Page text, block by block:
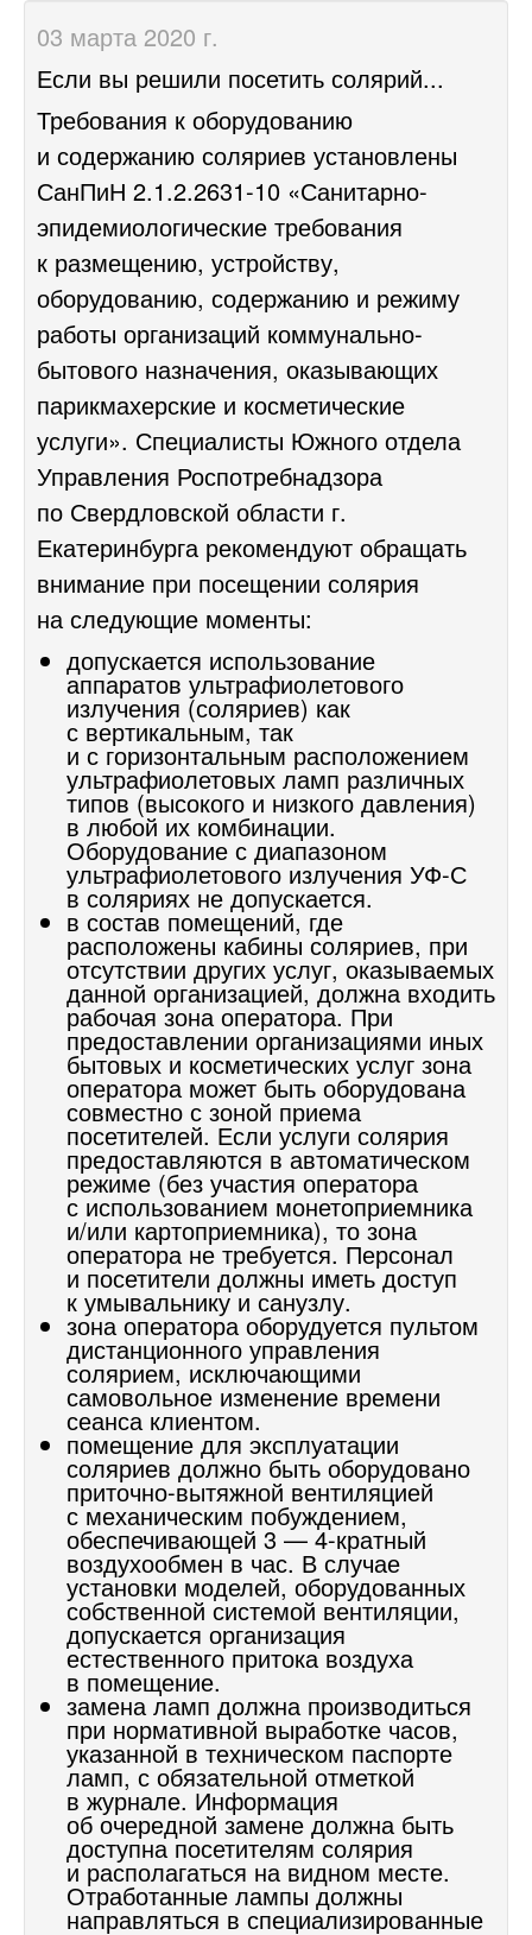
03 марта 2020 г.
Если вы решили посетить солярий...
Требования к оборудованию
и содержанию соляриев установлены
СанПиН 2.1.2.2631-10 «Санитарно-
эпидемиологические требования
к размещению, устройству,
оборудованию, содержанию и режиму
работы организаций коммунально-
бытового назначения, оказывающих
парикмахерские и косметические
услуги». Специалисты Южного отдела
Управления Роспотребнадзора
по Свердловской области г.
Екатеринбурга рекомендуют обращать
внимание при посещении солярия
на следующие моменты:
допускается использование
аппаратов ультрафиолетового
излучения (соляриев) как
с вертикальным, так
и с горизонтальным расположением
ультрафиолетовых ламп различных
типов (высокого и низкого давления)
в любой их комбинации.
Оборудование с диапазоном
ультрафиолетового излучения УФ-С
в соляриях не допускается.
в состав помещений, где
расположены кабины соляриев, при
отсутствии других услуг, оказываемых
данной организацией, должна входить
рабочая зона оператора. При
предоставлении организациями иных
бытовых и косметических услуг зона
оператора может быть оборудована
совместно с зоной приема
посетителей. Если услуги солярия
предоставляются в автоматическом
режиме (без участия оператора
с использованием монетоприемника
и/или картоприемника), то зона
оператора не требуется. Персонал
и посетители должны иметь доступ
к умывальнику и санузлу.
зона оператора оборудуется пультом
дистанционного управления
солярием, исключающими
самовольное изменение времени
сеанса клиентом.
помещение для эксплуатации
соляриев должно быть оборудовано
приточно-вытяжной вентиляцией
с механическим побуждением,
обеспечивающей 3 — 4-кратный
воздухообмен в час. В случае
установки моделей, оборудованных
собственной системой вентиляции,
допускается организация
естественного притока воздуха
в помещение.
замена ламп должна производиться
при нормативной выработке часов,
указанной в техническом паспорте
ламп, с обязательной отметкой
в журнале. Информация
об очередной замене должна быть
доступна посетителям солярия
и располагаться на видном месте.
Отработанные лампы должны
направляться в специализированные